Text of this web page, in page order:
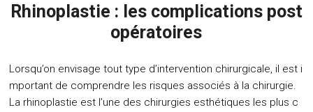
Rhinoplastie : les complications post
opératoires
Lorsqu’on envisage tout type d’intervention chirurgicale, il est i
mportant de comprendre les risques associés à la chirurgie.
La rhinoplastie est l’une des chirurgies esthétiques les plus c